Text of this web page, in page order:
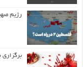
رژیم